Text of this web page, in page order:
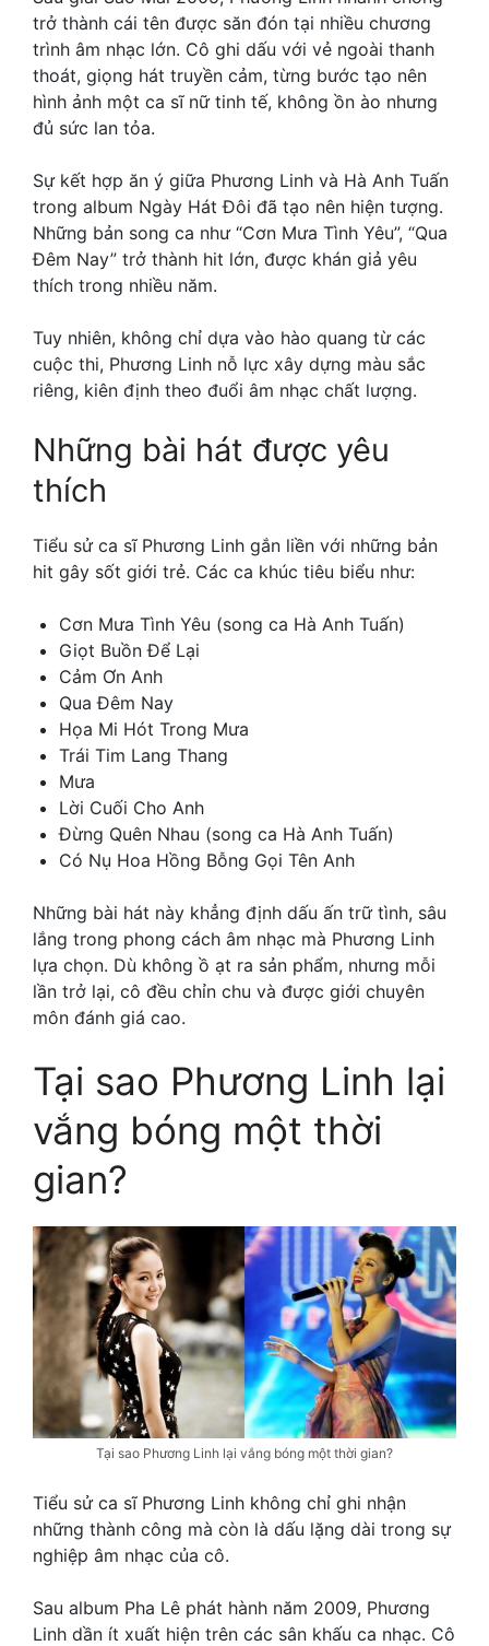
trở thành cái tên được săn đón tại nhiều chương
trình âm nhạc lớn. Cô ghi dấu với vẻ ngoài thanh
thoát, giọng hát truyền cảm, từng bước tạo nên
hình ảnh một ca sĩ nữ tinh tế, không ồn ào nhưng
đủ sức lan tỏa.
Sự kết hợp ăn ý giữa Phương Linh và Hà Anh Tuấn
trong album Ngày Hát Đôi đã tạo nên hiện tượng.
Những bản song ca như “Cơn Mưa Tình Yêu”, “Qua
Đêm Nay” trở thành hit lớn, được khán giả yêu
thích trong nhiều năm.
Tuy nhiên, không chỉ dựa vào hào quang từ các
cuộc thi, Phương Linh nỗ lực xây dựng màu sắc
riêng, kiên định theo đuổi âm nhạc chất lượng.
Những bài hát được yêu
thích
Tiểu sử ca sĩ Phương Linh gắn liền với những bản
hit gây sốt giới trẻ. Các ca khúc tiêu biểu như:
Cơn Mưa Tình Yêu (song ca Hà Anh Tuấn)
Giọt Buồn Để Lại
Cảm Ơn Anh
Qua Đêm Nay
Họa Mi Hót Trong Mưa
Trái Tim Lang Thang
Mưa
Lời Cuối Cho Anh
Đừng Quên Nhau (song ca Hà Anh Tuấn)
Có Nụ Hoa Hồng Bỗng Gọi Tên Anh
Những bài hát này khẳng định dấu ấn trữ tình, sâu
lắng trong phong cách âm nhạc mà Phương Linh
lựa chọn. Dù không ồ ạt ra sản phẩm, nhưng mỗi
lần trở lại, cô đều chỉn chu và được giới chuyên
môn đánh giá cao.
Tại sao Phương Linh lại
vắng bóng một thời
gian?
Tại sao Phương Linh lại vắng bóng một thời gian?
Tiểu sử ca sĩ Phương Linh không chỉ ghi nhận
những thành công mà còn là dấu lặng dài trong sự
nghiệp âm nhạc của cô.
Sau album Pha Lê phát hành năm 2009, Phương
Linh dần ít xuất hiện trên các sân khấu ca nhạc. Cô